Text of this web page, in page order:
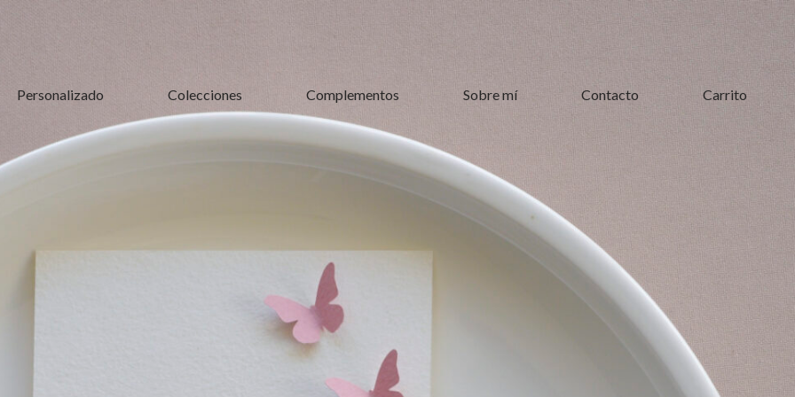
Personalizado Colecciones Complementos Sobre mí Contacto
Carrito